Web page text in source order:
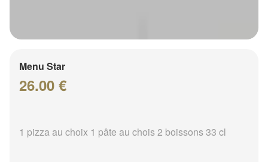
Menu Star
26.00 €
1 pizza au choix 1 pâte au chois 2 boissons 33 cl